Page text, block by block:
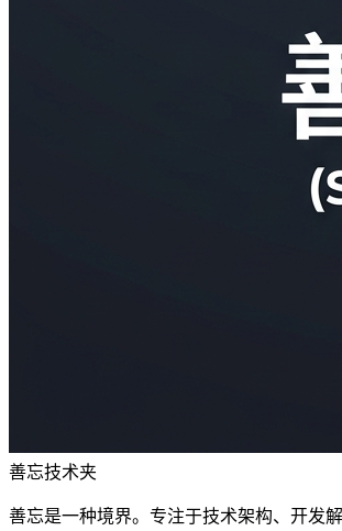
善忘技术夹
善忘是一种境界。专注于技术架构、开发